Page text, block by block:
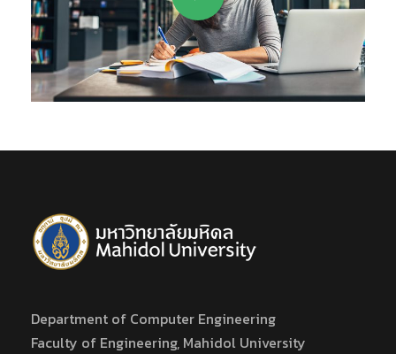
Department of Computer Engineering
Faculty of Engineering, Mahidol University